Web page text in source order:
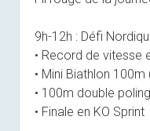
9h-12h : Défi
• Record de vitesse
• Mini Biathlon 100m
• 100m double
• Finale en KO Sprint